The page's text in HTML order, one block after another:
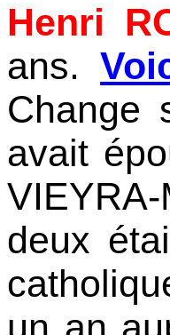
Henri
ans.
Change
avait
deux